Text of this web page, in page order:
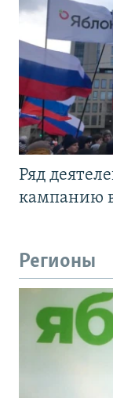
Ряд
кампанию
Регионы